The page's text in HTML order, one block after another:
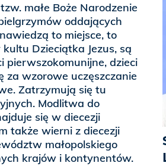
małe Boże Narodzenie
oddających
to miejsce, to
Dzieciątka Jezus, są
pierwszokomunijne, dzieci
za wzorowe uczęszczanie
Zatrzymują się tu
Modlitwa do
się w diecezji
także wierni z diecezji
małopolskiego
krajów i kontynentów.